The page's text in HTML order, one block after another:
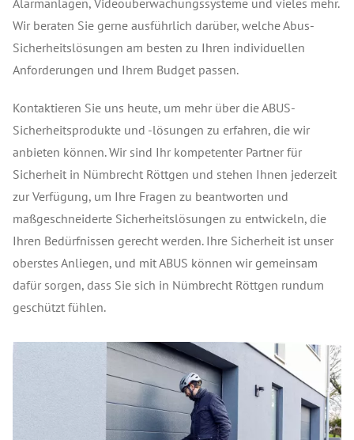
Alarmanlagen, Videoüberwachungssysteme und vieles mehr.
Wir beraten Sie gerne ausführlich darüber, welche Abus-
Sicherheitslösungen am besten zu Ihren individuellen
Anforderungen und Ihrem Budget passen.
Kontaktieren Sie uns heute, um mehr über die ABUS-
Sicherheitsprodukte und -lösungen zu erfahren, die wir
anbieten können. Wir sind Ihr kompetenter Partner für
Sicherheit in Nümbrecht Röttgen und stehen Ihnen jederzeit
zur Verfügung, um Ihre Fragen zu beantworten und
maßgeschneiderte Sicherheitslösungen zu entwickeln, die
Ihren Bedürfnissen gerecht werden. Ihre Sicherheit ist unser
oberstes Anliegen, und mit ABUS können wir gemeinsam
dafür sorgen, dass Sie sich in Nümbrecht Röttgen rundum
geschützt fühlen.